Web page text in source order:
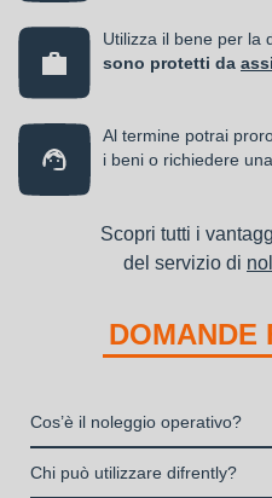
Utilizza il bene per la
sono protetti da
Al termine potrai
i beni o richiedere
Scopri tutti i
del servizio di
DOMANDE
Cos’è il noleggio operativo?
Il noleggio, o locazione
Chi può utilizzare difrently?